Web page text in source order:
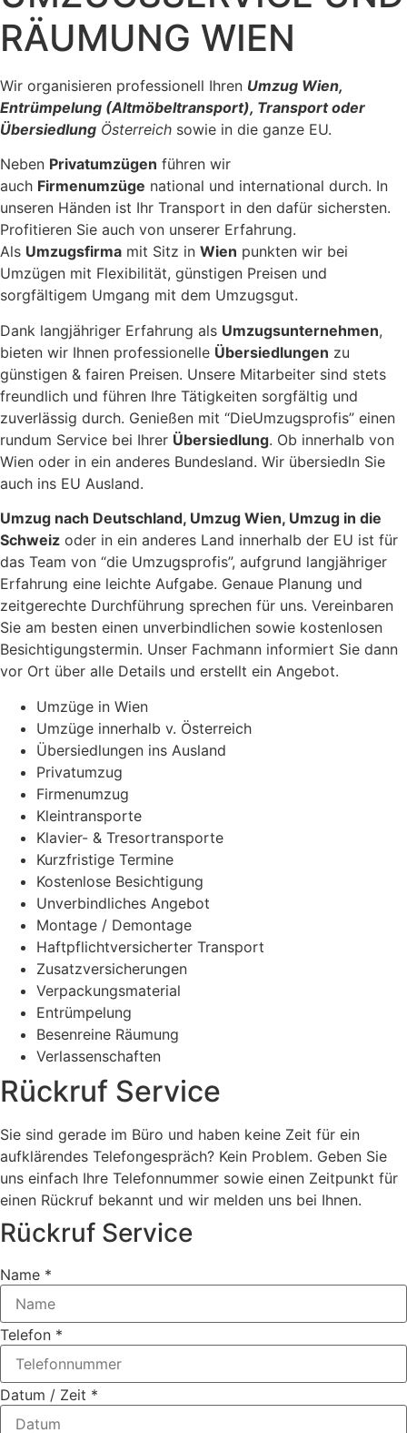
RÄUMUNG WIEN
Wir organisieren professionell Ihren Umzug Wien,
Entrümpelung (Altmöbeltransport), Transport oder
Übersiedlung Österreich sowie in die ganze EU.
Neben Privatumzügen führen wir
auch Firmenumzüge national und international durch. In
unseren Händen ist Ihr Transport in den dafür sichersten.
Profitieren Sie auch von unserer Erfahrung.
Als Umzugsfirma mit Sitz in Wien punkten wir bei
Umzügen mit Flexibilität, günstigen Preisen und
sorgfältigem Umgang mit dem Umzugsgut.
Dank langjähriger Erfahrung als Umzugsunternehmen,
bieten wir Ihnen professionelle Übersiedlungen zu
günstigen & fairen Preisen. Unsere Mitarbeiter sind stets
freundlich und führen Ihre Tätigkeiten sorgfältig und
zuverlässig durch. Genießen mit “DieUmzugsprofis” einen
rundum Service bei Ihrer Übersiedlung. Ob innerhalb von
Wien oder in ein anderes Bundesland. Wir übersiedln Sie
auch ins EU Ausland.
Umzug nach Deutschland, Umzug Wien, Umzug in die
Schweiz oder in ein anderes Land innerhalb der EU ist für
das Team von “die Umzugsprofis”, aufgrund langjähriger
Erfahrung eine leichte Aufgabe. Genaue Planung und
zeitgerechte Durchführung sprechen für uns. Vereinbaren
Sie am besten einen unverbindlichen sowie kostenlosen
Besichtigungstermin. Unser Fachmann informiert Sie dann
vor Ort über alle Details und erstellt ein Angebot.
Umzüge in Wien
Umzüge innerhalb v. Österreich
Übersiedlungen ins Ausland
Privatumzug
Firmenumzug
Kleintransporte
Klavier- & Tresortransporte
Kurzfristige Termine
Kostenlose Besichtigung
Unverbindliches Angebot
Montage / Demontage
Haftpflichtversicherter Transport
Zusatzversicherungen
Verpackungsmaterial
Entrümpelung
Besenreine Räumung
Verlassenschaften
Rückruf Service
Sie sind gerade im Büro und haben keine Zeit für ein
aufklärendes Telefongespräch? Kein Problem. Geben Sie
uns einfach Ihre Telefonnummer sowie einen Zeitpunkt für
einen Rückruf bekannt und wir melden uns bei Ihnen.
Rückruf Service
Name *
Telefon *
Datum / Zeit *